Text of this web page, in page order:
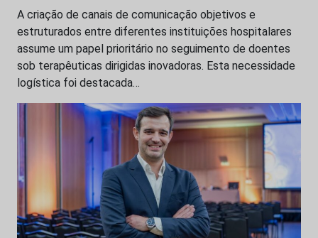
A criação de canais de comunicação objetivos e
estruturados entre diferentes instituições hospitalares
assume um papel prioritário no seguimento de doentes
sob terapêuticas dirigidas inovadoras. Esta necessidade
logística foi destacada…